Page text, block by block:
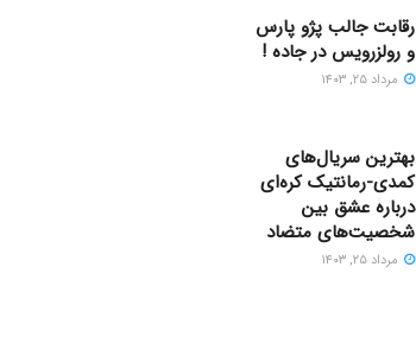
رقابت جالب پژو پارس
و رولزرویس در جاده !
مرداد ۲۵, ۱۴۰۳
بهترین سریال‌های
کمدی-رمانتیک کره‌ای
دربارۀ عشق بین
شخصیت‌های متضاد
مرداد ۲۵, ۱۴۰۳